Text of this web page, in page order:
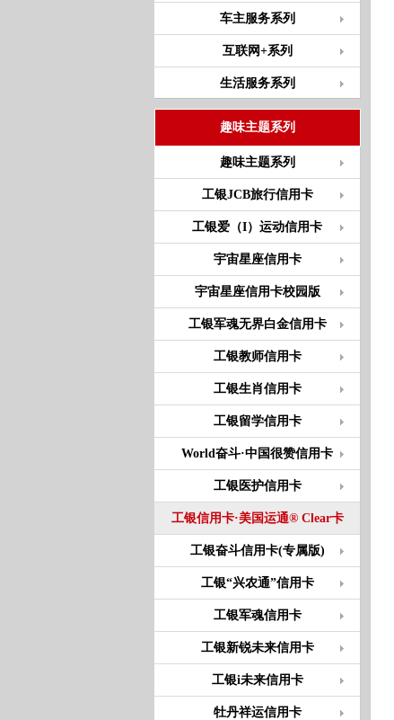
车主服务系列
互联网+系列
生活服务系列
趣味主题系列
趣味主题系列
工银JCB旅行信用卡
工银爱（I）运动信用卡
宇宙星座信用卡
宇宙星座信用卡校园版
工银军魂无界白金信用卡
工银教师信用卡
工银生肖信用卡
工银留学信用卡
World奋斗·中国很赞信用卡
工银医护信用卡
工银信用卡·美国运通® Clear卡
工银奋斗信用卡(专属版)
工银“兴农通”信用卡
工银军魂信用卡
工银新锐未来信用卡
工银i未来信用卡
牡丹祥运信用卡